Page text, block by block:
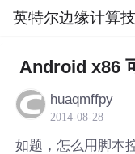
英特尔边缘计算
社区 英特尔边
Android x86
huaqmffpy
2014-08-28
如题，怎么用脚本